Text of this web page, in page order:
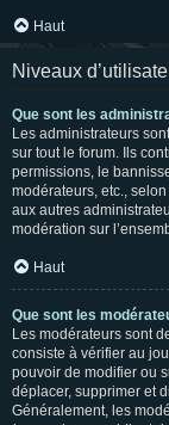
Haut
Niveaux
Que sont les
Les administrateurs
sur tout le forum. Ils
permissions, le
modérateurs, etc.,
aux autres
modération sur
Haut
Que sont les
Les modérateurs sont
consiste à vérifier au
pouvoir de modifier ou
déplacer, supprimer et
Généralement, les